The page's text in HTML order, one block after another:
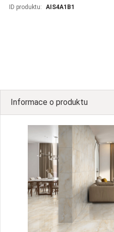
ID produktu: AIS4A1B1
Informace o produktu